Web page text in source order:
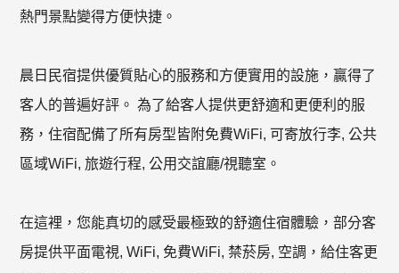
熱門景點變得方便快捷。
晨日民宿提供優質貼心的服務和方便實用的設施，贏得了
客人的普遍好評。 為了給客人提供更舒適和更便利的服
務，住宿配備了所有房型皆附免費WiFi, 可寄放行李, 公共
區域WiFi, 旅遊行程, 公用交誼廳/視聽室。
在這裡，您能真切的感受最極致的舒適住宿體驗，部分客
房提供平面電視, WiFi, 免費WiFi, 禁菸房, 空調，給住客更